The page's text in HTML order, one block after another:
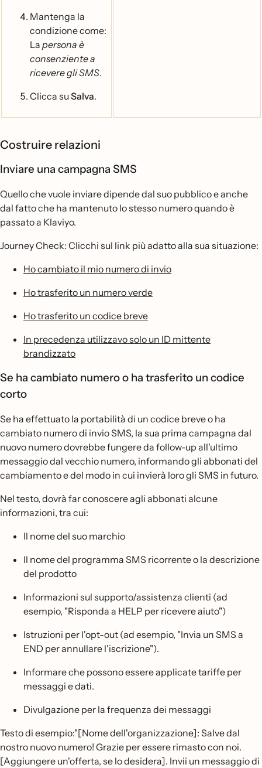
Mantenga la
condizione come:
La persona è
consenziente a
ricevere gli SMS.
Clicca suSalva.
Costruire relazioni
Inviare una campagna SMS
Quello che vuole inviare dipende dal suo pubblico e anche
dal fatto che ha mantenuto lo stesso numero quando è
passato a Klaviyo.
Journey Check: Clicchi sul link più adatto alla sua situazione:
Ho cambiato il mio numero di invio
Ho trasferito un numero verde
Ho trasferito un codice breve
In precedenza utilizzavo solo un ID mittente
brandizzato
Se ha cambiato numero o ha trasferito un codice
corto
Se ha effettuato la portabilità di un codice breve o ha
cambiato numero di invio SMS, la sua prima campagna dal
nuovo numero dovrebbe fungere da follow-up all'ultimo
messaggio dal vecchio numero, informando gli abbonati del
cambiamento e del modo in cui invierà loro gli SMS in futuro.
Nel testo, dovrà far conoscere agli abbonati alcune
informazioni, tra cui:
Il nome del suo marchio
Il nome del programma SMS ricorrente o la descrizione
del prodotto
Informazioni sul supporto/assistenza clienti (ad
esempio, "Risponda a HELP per ricevere aiuto")
Istruzioni per l'opt-out (ad esempio, "Invia un SMS a
END per annullare l'iscrizione").
Informare che possono essere applicate tariffe per
messaggi e dati.
Divulgazione per la frequenza dei messaggi
Testo di esempio:"[Nome dell'organizzazione]: Salve dal
nostro nuovo numero! Grazie per essere rimasto con noi.
[Aggiungere un'offerta, se lo desidera]. Invii un messaggio di